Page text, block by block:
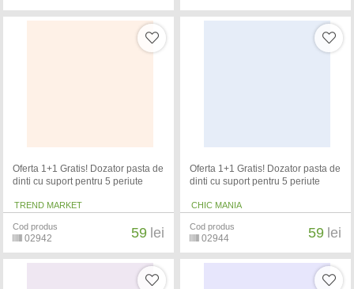
Oferta 1+1 Gratis! Dozator pasta de
dinti cu suport pentru 5 periute
TREND MARKET
Cod produs
02942 59 lei
Oferta 1+1 Gratis! Dozator pasta de
dinti cu suport pentru 5 periute
CHIC MANIA
Cod produs
02944 59 lei